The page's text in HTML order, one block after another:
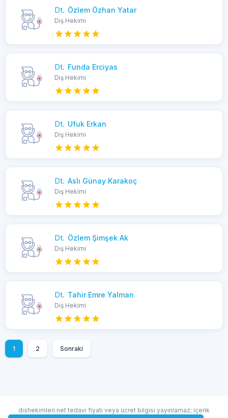
Dt. Özlem Özhan Yatar
Diş Hekimi
Dt. Funda Erciyas
Diş Hekimi
Dt. Ufuk Erkan
Diş Hekimi
Dt. Aslı Günay Karakoç
Diş Hekimi
Dt. Özlem Şimşek Ak
Diş Hekimi
Dt. Tahir Emre Yalman
Diş Hekimi
1 2 Sonraki
dishekimleri.net tedavi fiyatı veya ücret bilgisi yayınlamaz; içerik